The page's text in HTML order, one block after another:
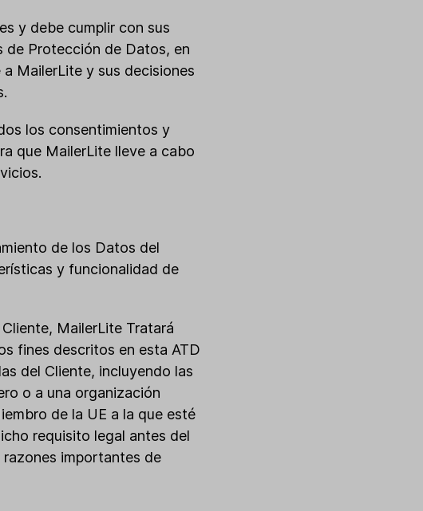
y debe cumplir con sus
de Protección de Datos, en
MailerLite y sus decisiones
los consentimientos y
que MailerLite lleve a cabo
de los Datos del
y funcionalidad de
MailerLite Tratará
fines descritos en esta ATD
del Cliente, incluyendo las
o a una organización
de la UE a la que esté
requisito legal antes del
importantes de